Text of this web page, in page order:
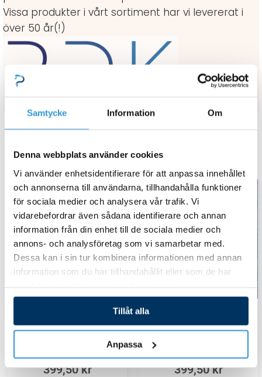
Samtycke Information Om
Denna webbplats använder cookies
Vi använder enhetsidentifierare för att anpassa innehållet
och annonserna till användarna, tillhandahålla funktioner
för sociala medier och analysera vår trafik. Vi
vidarebefordrar även sådana identifierare och annan
information från din enhet till de sociala medier och
annons- och analysföretag som vi samarbetar med.
Dessa kan i sin tur kombinera informationen med annan
information som du har tillhandahållit eller som de har
Tillåt alla
Anpassa
Vissa produkter i vårt sortiment har vi levererat i
över 50 år(!)
Relaterade Produkter
399,50kr 399,50kr